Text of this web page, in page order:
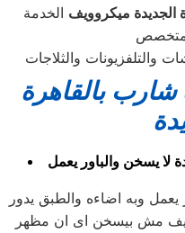
الجديدة ميكروويف الخدمة
والتلفزيونات والثلاجات
شارب بالقاهرة
لا يسخن والباور يعمل
وبه اضاءه والطبق يدور
مش بيسخن اى ان مظهر